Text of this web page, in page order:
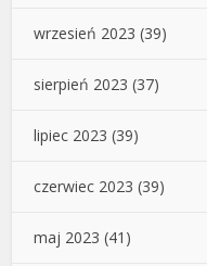
wrzesień 2023 (39)
sierpień 2023 (37)
lipiec 2023 (39)
czerwiec 2023 (39)
maj 2023 (41)